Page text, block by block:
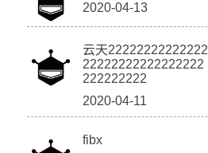
2020-04-13
云天22222222222222
22222222222222222
222222222
2020-04-11
fibx